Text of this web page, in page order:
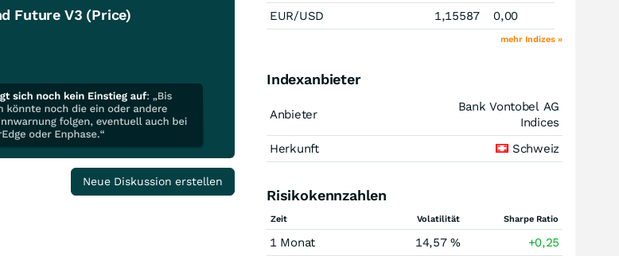
Future V3 (Price)
Neue Diskussion erstellen
EUR/USD
1,15587 0,00
mehr Indizes »
Indexanbieter
Anbieter
Bank Vontobel AG
Indices
Herkunft
Schweiz
Risikokennzahlen
Zeit Volatilität Sharpe Ratio
1 Monat 14,57 %
+0,25